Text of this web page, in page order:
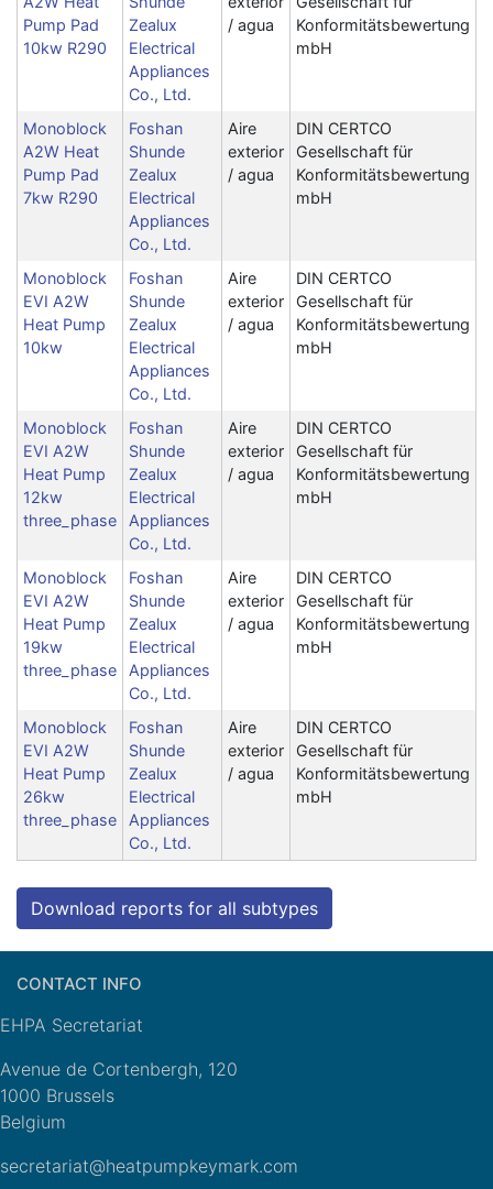
Pump Pad
10kw R290
Zealux
Electrical
Appliances
Co., Ltd.
/ agua
Konformitätsbewertung
mbH
Monoblock
A2W Heat
Pump Pad
7kw R290
Foshan
Shunde
Zealux
Electrical
Appliances
Co., Ltd.
Aire
exterior
/ agua
DIN CERTCO
Gesellschaft für
Konformitätsbewertung
mbH
Monoblock
EVI A2W
Heat Pump
10kw
Foshan
Shunde
Zealux
Electrical
Appliances
Co., Ltd.
Aire
exterior
/ agua
DIN CERTCO
Gesellschaft für
Konformitätsbewertung
mbH
Monoblock
EVI A2W
Heat Pump
12kw
three_phase
Foshan
Shunde
Zealux
Electrical
Appliances
Co., Ltd.
Aire
exterior
/ agua
DIN CERTCO
Gesellschaft für
Konformitätsbewertung
mbH
Monoblock
EVI A2W
Heat Pump
19kw
three_phase
Foshan
Shunde
Zealux
Electrical
Appliances
Co., Ltd.
Aire
exterior
/ agua
DIN CERTCO
Gesellschaft für
Konformitätsbewertung
mbH
Monoblock
EVI A2W
Heat Pump
26kw
three_phase
Foshan
Shunde
Zealux
Electrical
Appliances
Co., Ltd.
Aire
exterior
/ agua
DIN CERTCO
Gesellschaft für
Konformitätsbewertung
mbH
Download reports for all subtypes
CONTACT INFO
EHPA Secretariat
Avenue de Cortenbergh, 120
1000 Brussels
Belgium
secretariat@heatpumpkeymark.com